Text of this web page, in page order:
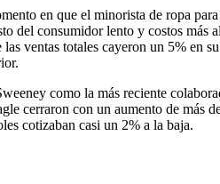
en que el minorista de ropa
del consumidor lento y costos más
ventas totales cayeron un 5% en
como la más reciente
cerraron con un aumento de más
cotizaban casi un 2% a la baja.